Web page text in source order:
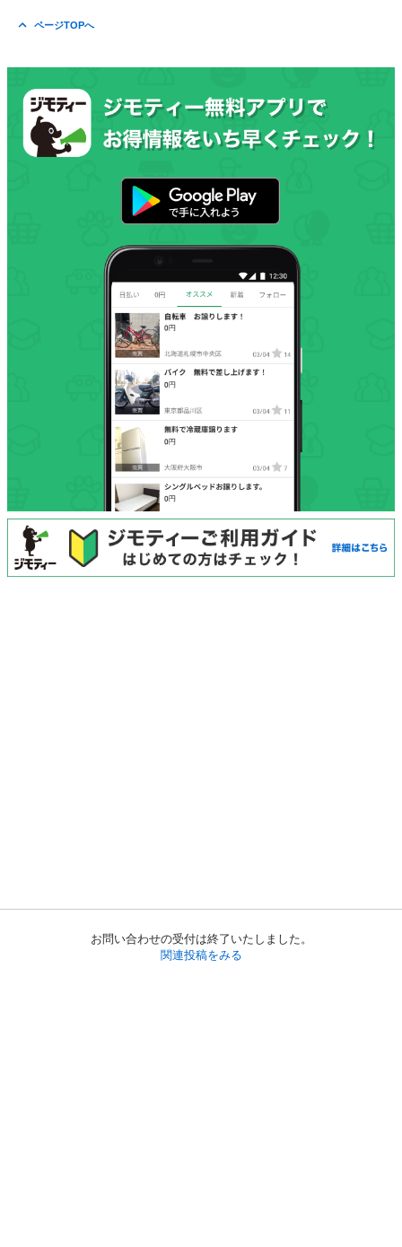
お問い合わせの受付は終了いたしました。
関連投稿をみる
ページTOPへ